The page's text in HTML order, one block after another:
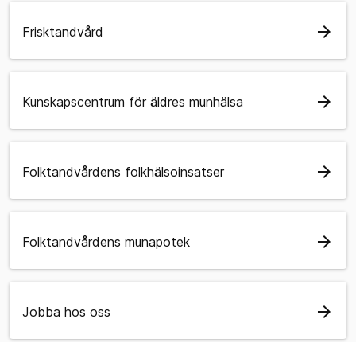
Frisktandvård arrow_forward
Kunskapscentrum för äldres munhälsa arrow_forward
Folktandvårdens folkhälsoinsatser arrow_forward
Folktandvårdens munapotek arrow_forward
Jobba hos oss arrow_forward